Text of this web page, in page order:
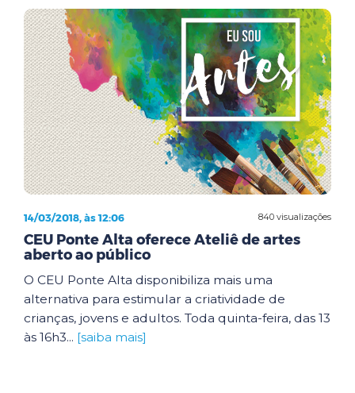
840 visualizações
14/03/2018, às 12:06
CEU Ponte Alta oferece Ateliê de artes
aberto ao público
O CEU Ponte Alta disponibiliza mais uma
alternativa para estimular a criatividade de
crianças, jovens e adultos. Toda quinta-feira, das 13
às 16h3... [saiba mais]